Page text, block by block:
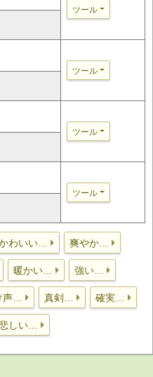
ツール
ツール
ツール
ツール
わいい… 爽やか…
暖かい… 強い…
… 真剣… 確実…
しい…